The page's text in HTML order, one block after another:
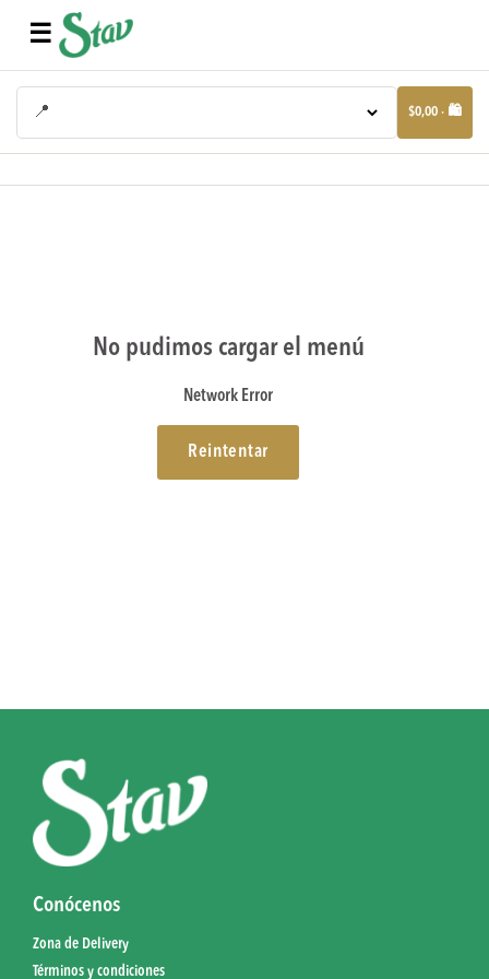
☰
📍 $0,00 · 🛍️
No pudimos cargar el menú
Network Error
Reintentar
Conócenos
Zona de Delivery
Términos y condiciones